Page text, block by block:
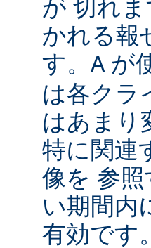
が 切れ
かれる報
す。 A が
は各クラ
はあまり
特に関連
像を 参
い期間内
有効です。